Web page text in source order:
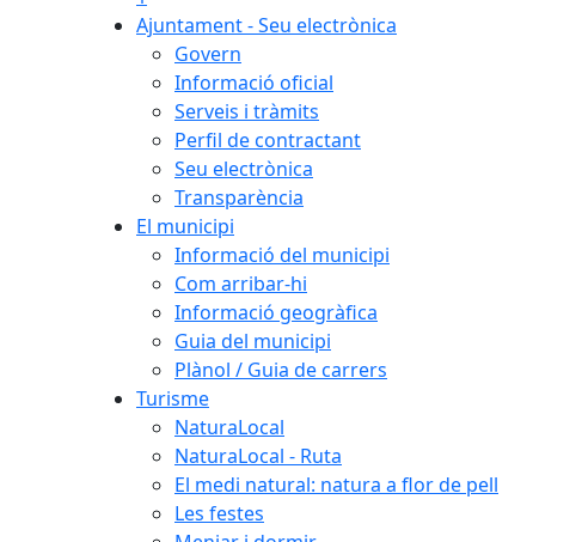
Ajuntament - Seu electrònica
Govern
Informació oficial
Serveis i tràmits
Perfil de contractant
Seu electrònica
Transparència
El municipi
Informació del municipi
Com arribar-hi
Informació geogràfica
Guia del municipi
Plànol / Guia de carrers
Turisme
NaturaLocal
NaturaLocal - Ruta
El medi natural: natura a flor de pell
Les festes